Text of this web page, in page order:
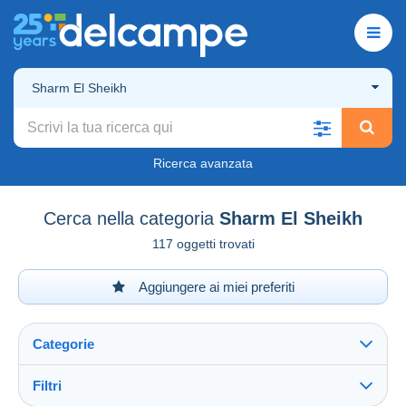
Sharm El Sheikh
Ricerca avanzata
Cerca nella categoria Sharm El Sheikh
117 oggetti trovati
Aggiungere ai miei preferiti
Categorie
Filtri